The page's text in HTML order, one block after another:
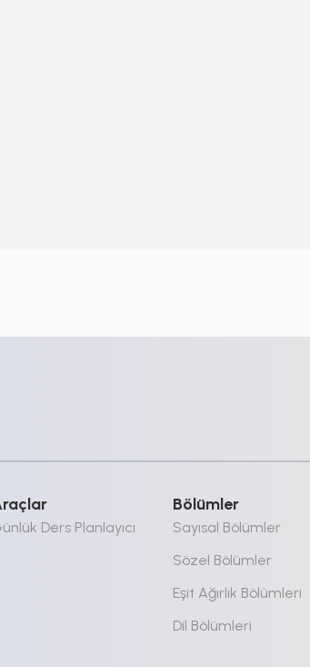
Ders Planlayıcı
Bölümler
Sayısal Bölümler
Sözel Bölümler
Eşit Ağırlık Bölümleri
Dil Bölümleri